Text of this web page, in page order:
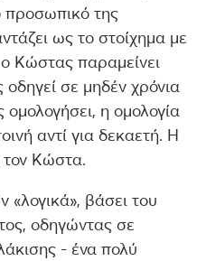
προσωπικό της
ως το στοίχημα με
Κώστας παραμείνει
σε μηδέν χρόνια
η ομολογία
αντί για δεκαετή. Η
τον Κώστα.
«λογικά», βάσει του
οδηγώντας σε
- ένα πολύ